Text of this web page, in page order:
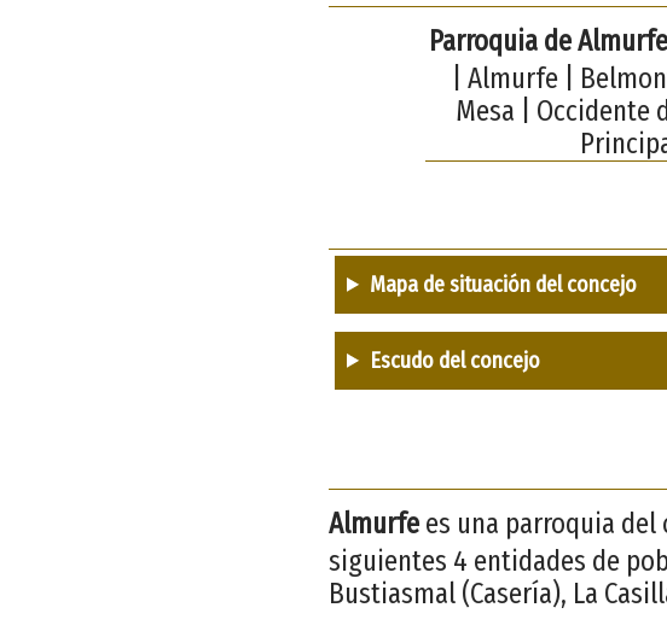
Parroquia de Almurfe
| Almurfe |
Mesa | Occidente
Mapa de situación del concejo
Escudo del concejo
Almurfe es una parroquia del
siguientes 4 entidades de
Bustiasmal (Casería), La